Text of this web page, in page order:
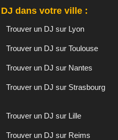
dans votre ville :
Trouver un DJ sur Lyon
Trouver un DJ sur Toulouse
Trouver un DJ sur Nantes
Trouver un DJ sur Strasbourg
Trouver un DJ sur Lille
Trouver un DJ sur Reims